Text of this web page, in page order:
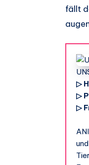
fällt
▷
▷
▷